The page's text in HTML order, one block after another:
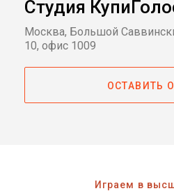
Студия
Москва, Большой
10, офис 1009
ОСТАВИТЬ
Играем в